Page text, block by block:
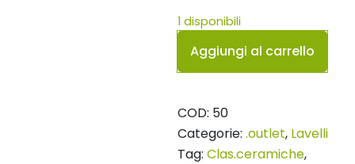
1 disponibili
Lavabo
ovale
matt
quantità
Aggiungi al carrello
COD: 50
Categorie: .outlet, Lavelli
Tag: Clas.ceramiche,